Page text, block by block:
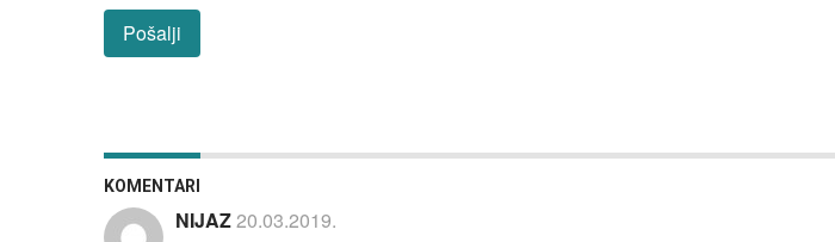
KOMENTARI
NIJAZ20.03.2019.